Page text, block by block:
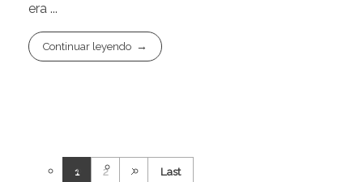
era ...
Continuar leyendo
1 2 Last